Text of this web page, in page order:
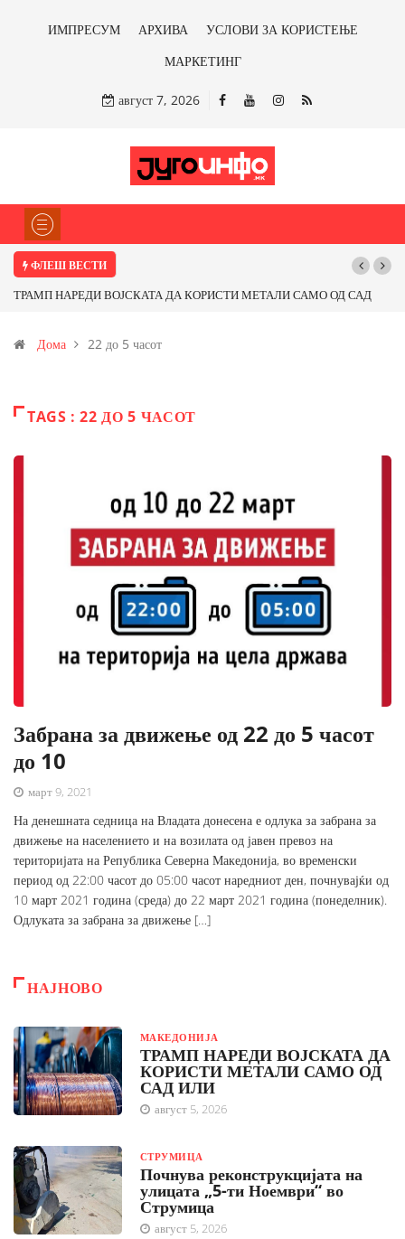
ИМПРЕСУМ АРХИВА
УСЛОВИ ЗА КОРИСТЕЊЕ
МАРКЕТИНГ
август 7, 2026
ФЛЕШ ВЕСТИ
ТРАМП НАРЕДИ ВОЈСКАТА ДА КОРИСТИ МЕТАЛИ САМО ОД САД
Иловица и со антимонот?
Дома 22 до 5 часот
TAGS : 22 ДО 5 ЧАСОТ
Забрана за движење од 22 до 5 часот
до 10
март 9, 2021
На денешната седница на Владата донесена е одлука за забрана за
движење на населението и на возилата од јавен превоз на
територијата на Република Северна Македонија, во временски
период од 22:00 часот до 05:00 часот наредниот ден, почнувајќи од
10 март 2021 година (среда) до 22 март 2021 година (понеделник).
Одлуката за забрана за движење […]
НАЈНОВО
МАКЕДОНИЈА
ТРАМП НАРЕДИ ВОЈСКАТА ДА
КОРИСТИ МЕТАЛИ САМО ОД
САД ИЛИ
август 5, 2026
СТРУМИЦА
Почнува реконструкцијата на
улицата „5-ти Ноември“ во
Струмица
август 5, 2026